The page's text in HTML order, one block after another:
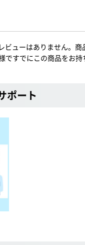
ビューはありません。
ですでにこの商品をお持
ポート